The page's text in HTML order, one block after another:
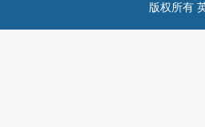
版权所有